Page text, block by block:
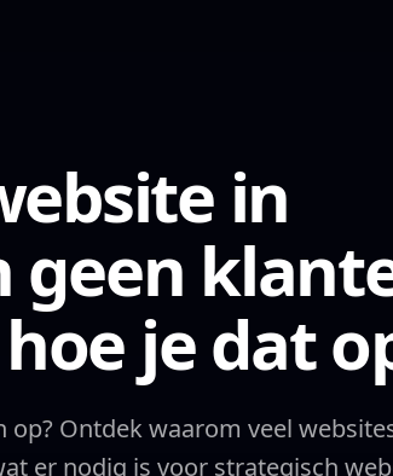
in
geen
je dat
Ontdek waarom veel
er nodig is voor strategisch